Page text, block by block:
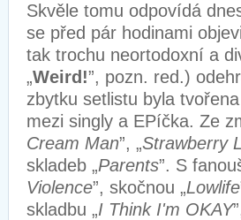
Skvěle tomu odpovídá
se před pár hodinami
tak trochu neortodoxní a
„Weird!”, pozn. red.)
zbytku setlistu byla
mezi singly a EPíčka. Ze
Cream Man”, „Strawberry
skladeb „Parents”. S
Violence”, skočnou „Lowlife
skladbu „I Think I'm OKAY